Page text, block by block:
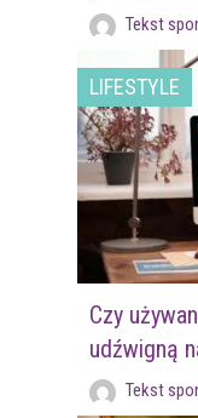
Tekst
LIFESTYLE
Czy
udźwigną
Tekst